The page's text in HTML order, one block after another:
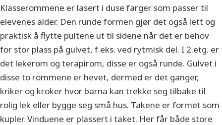
Klasserommene er lasert i duse farger som passer til
elevenes alder. Den runde formen gjør det også lett og
praktisk å flytte pultene ut til sidene når det er behov
for stor plass på gulvet, f.eks. ved rytmisk del. I 2.etg. er
det lekerom og terapirom, disse er også runde. Gulvet i
disse to rommene er hevet, dermed er det ganger,
kriker og kroker hvor barna kan trekke seg tilbake til
rolig lek eller bygge seg små hus. Takene er formet som
kupler. Vinduene er plassert i taket. Her får både store